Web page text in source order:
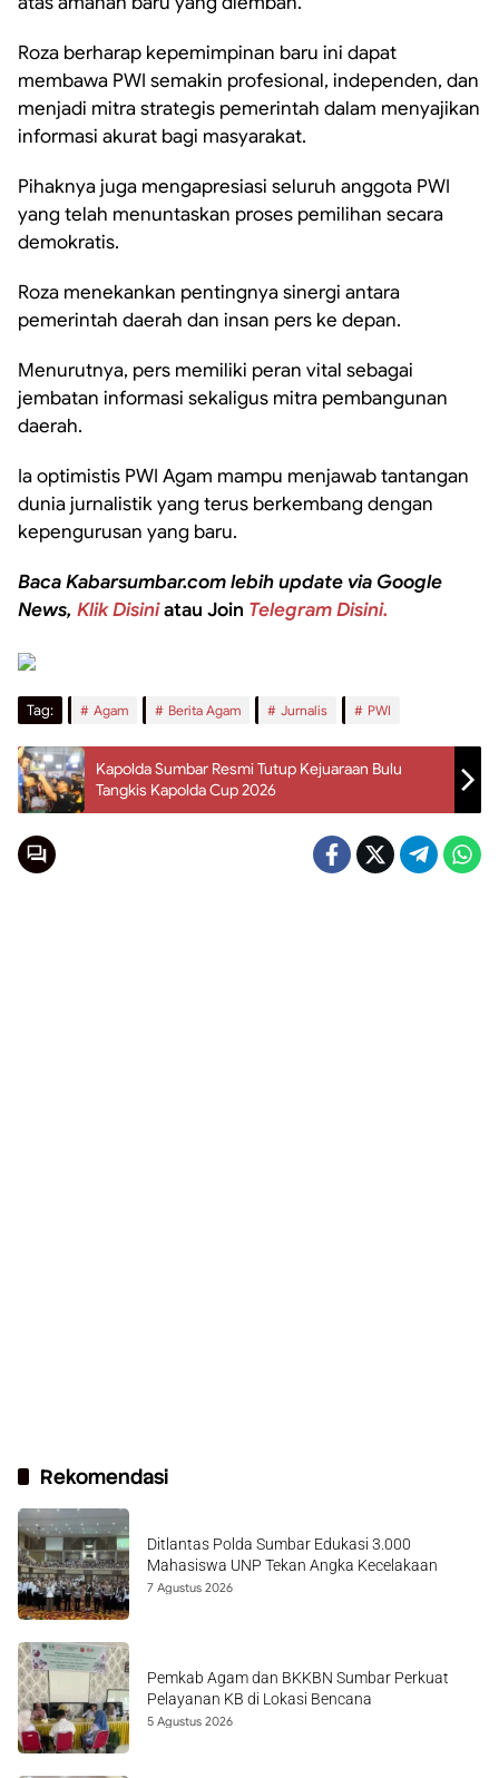
Roza berharap kepemimpinan baru ini dapat
membawa PWI semakin profesional, independen, dan
menjadi mitra strategis pemerintah dalam menyajikan
informasi akurat bagi masyarakat.
Pihaknya juga mengapresiasi seluruh anggota PWI
yang telah menuntaskan proses pemilihan secara
demokratis.
Roza menekankan pentingnya sinergi antara
pemerintah daerah dan insan pers ke depan.
Menurutnya, pers memiliki peran vital sebagai
jembatan informasi sekaligus mitra pembangunan
daerah.
Ia optimistis PWI Agam mampu menjawab tantangan
dunia jurnalistik yang terus berkembang dengan
kepengurusan yang baru.
Baca Kabarsumbar.com lebih update via Google
News, Klik Disiniatau Join Telegram Disini.
Tag: Agam Berita Agam Jurnalis PWI
Kapolda Sumbar Resmi Tutup Kejuaraan Bulu
Tangkis Kapolda Cup 2026
Rekomendasi
Ditlantas Polda Sumbar Edukasi 3.000
Mahasiswa UNP Tekan Angka Kecelakaan
7 Agustus 2026
Pemkab Agam dan BKKBN Sumbar Perkuat
Pelayanan KB di Lokasi Bencana
5 Agustus 2026